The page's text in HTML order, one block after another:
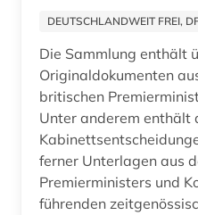
deutschland (43)
deutschland (ddr) (2)
deutschland (ddr). ministerium für
staatssicherheit (1)
deutschland (gebiet unter alliierter besatzung,
sowjetische zone) (1)
DEUTSCHLANDWEIT FREI,
Die Sammlung enthält
Originaldokumenten
britischen
Unter anderem enthält
ferner Unterlagen aus
Premierministers und
führenden